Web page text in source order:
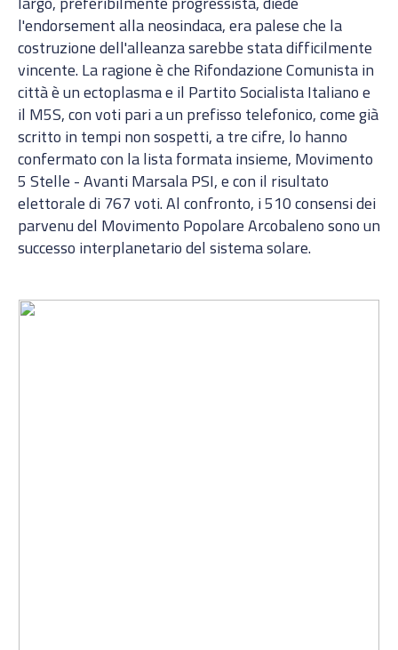
l'endorsement alla neosindaca, era palese che la
costruzione dell'alleanza sarebbe stata difficilmente
vincente. La ragione è che Rifondazione Comunista in
città è un ectoplasma e il Partito Socialista Italiano e
il M5S, con voti pari a un prefisso telefonico, come già
scritto in tempi non sospetti, a tre cifre, lo hanno
confermato con la lista formata insieme, Movimento
5 Stelle - Avanti Marsala PSI, e con il risultato
elettorale di 767 voti. Al confronto, i 510 consensi dei
parvenu del Movimento Popolare Arcobaleno sono un
successo interplanetario del sistema solare.